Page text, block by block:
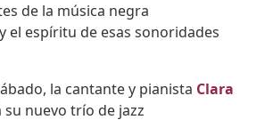
de la música negra
el espíritu de esas sonoridades
la cantante y pianista Clara
nuevo trío de jazz